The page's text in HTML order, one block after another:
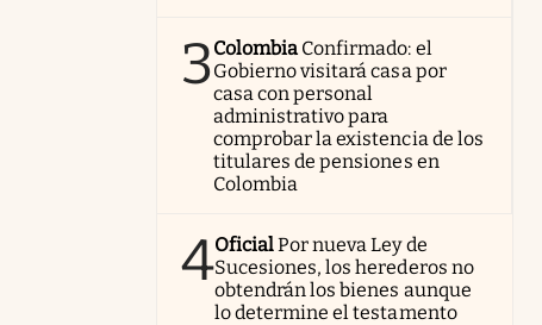
3Colombia Confirmado: el
Gobierno visitará casa por
casa con personal
administrativo para
comprobar la existencia de los
titulares de pensiones en
Colombia
4OficialPor nueva Ley de
Sucesiones, los herederos no
obtendrán los bienes aunque
lo determine el testamento